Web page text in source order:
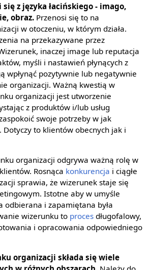
z języka łacińskiego - imago,
obraz.Przenosi się to na
w otoczeniu, w którym działa.
na przekazywane przez
inaczej image lub reputacja
myśli i nastawień płynących z
wpłynąć pozytywnie lub negatywnie
organizacji. Ważną kwestią w
organizacji jest utworzenie
z produktów i/lub usług
swoje potrzeby w jak
Dotyczy to klientów obecnych jak i
organizacji odgrywa ważną rolę w
Rosnąca konkurencja i ciągłe
sprawia, że wizerunek staje się
Istotne aby w umyśle
odbierana i zapamiętana była
wizerunku to procesdługofalowy,
i opracowania odpowiedniego
organizacji składa się wiele